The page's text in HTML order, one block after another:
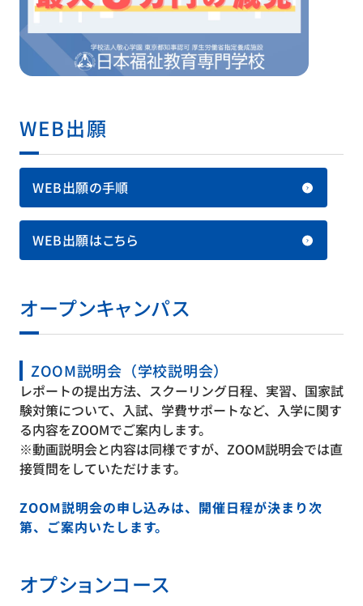
WEB出願
WEB出願の手順
WEB出願はこちら
オープンキャンパス
ZOOM説明会（学校説明会）
レポートの提出方法、スクーリング日程、実習、国家試
験対策について、入試、学費サポートなど、入学に関す
る内容をZOOMでご案内します。
※動画説明会と内容は同様ですが、ZOOM説明会では直
接質問をしていただけます。
ZOOM説明会の申し込みは、開催日程が決まり次
第、ご案内いたします。
オプションコース